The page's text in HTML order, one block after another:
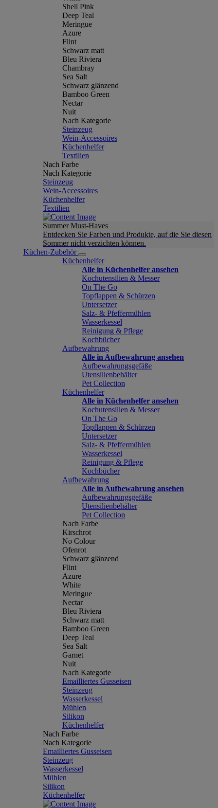
Shell Pink
Deep Teal
Meringue
Azure
Flint
Schwarz matt
Bleu Riviera
Chambray
Sea Salt
Schwarz glänzend
Bamboo Green
Nectar
Nuit
Nach Kategorie
Steinzeug
Wein-Accessoires
Küchenhelfer
Textilien
Nach Farbe
Nach Kategorie
Steinzeug
Wein-Accessoires
Küchenhelfer
Textilien
Summer Must-Haves
Entdecken Sie Farben und Produkte, auf die Sie diesen
Sommer nicht verzichten können.
Küchen-Zubehör
Küchenhelfer
Alle in Küchenhelfer ansehen
Kochutensilien & Messer
On The Go
Topflappen & Schürzen
Untersetzer
Salz- & Pfeffermühlen
Wasserkessel
Reinigung & Pflege
Kochbücher
Aufbewahrung
Alle in Aufbewahrung ansehen
Aufbewahrungsgefäße
Utensilienbehälter
Pet Collection
Küchenhelfer
Alle in Küchenhelfer ansehen
Kochutensilien & Messer
On The Go
Topflappen & Schürzen
Untersetzer
Salz- & Pfeffermühlen
Wasserkessel
Reinigung & Pflege
Kochbücher
Aufbewahrung
Alle in Aufbewahrung ansehen
Aufbewahrungsgefäße
Utensilienbehälter
Pet Collection
Nach Farbe
Kirschrot
No Colour
Ofenrot
Schwarz glänzend
Flint
Azure
White
Meringue
Nectar
Bleu Riviera
Schwarz matt
Bamboo Green
Deep Teal
Sea Salt
Garnet
Nuit
Nach Kategorie
Emailliertes Gusseisen
Steinzeug
Wasserkessel
Mühlen
Silikon
Küchenhelfer
Nach Farbe
Nach Kategorie
Emailliertes Gusseisen
Steinzeug
Wasserkessel
Mühlen
Silikon
Küchenhelfer